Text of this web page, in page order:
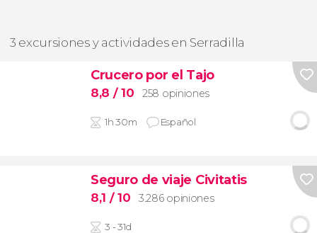
3 excursiones y actividades en Serradilla
Crucero por el Tajo
8,8 / 10 258 opiniones
1h 30m Español
Seguro de viaje Civitatis
8,1 / 10 3.286 opiniones
3 - 31d